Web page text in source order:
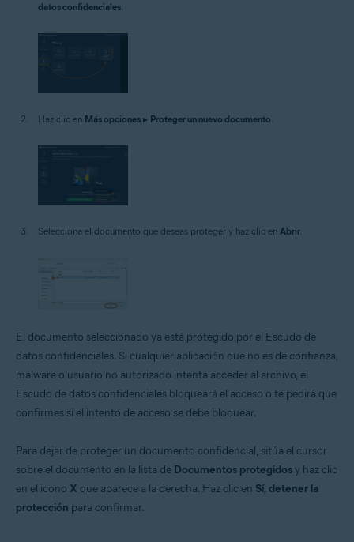
datos confidenciales.
Haz clic en Más opciones ▸ Proteger un nuevo documento.
Selecciona el documento que deseas proteger y haz clic en Abrir.
El documento seleccionado ya está protegido por el Escudo de
datos confidenciales. Si cualquier aplicación que no es de confianza,
malware o usuario no autorizado intenta acceder al archivo, el
Escudo de datos confidenciales bloqueará el acceso o te pedirá que
confirmes si el intento de acceso se debe bloquear.
Para dejar de proteger un documento confidencial, sitúa el cursor
sobre el documento en la lista de Documentos protegidosy haz clic
en el icono X que aparece a la derecha. Haz clic en Sí, detener la
protección para confirmar.